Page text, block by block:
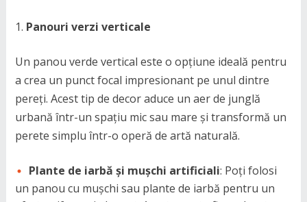
Panouri verzi verticale
Un panou verde vertical este o opțiune ideală pentru
a crea un punct focal impresionant pe unul dintre
pereți. Acest tip de decor aduce un aer de junglă
urbană într-un spațiu mic sau mare și transformă un
perete simplu într-o operă de artă naturală.
Plante de iarbă și mușchi artificiali: Poți folosi
un panou cu mușchi sau plante de iarbă pentru un